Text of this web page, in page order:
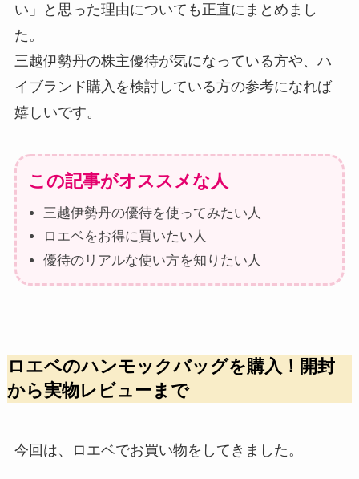
い」と思った理由についても正直にまとめまし
た。
三越伊勢丹の株主優待が気になっている方や、ハ
イブランド購入を検討している方の参考になれば
嬉しいです。
この記事がオススメな人
三越伊勢丹の優待を使ってみたい人
ロエベをお得に買いたい人
優待のリアルな使い方を知りたい人
ロエベのハンモックバッグを購入！開封
から実物レビューまで
今回は、ロエベでお買い物をしてきました。